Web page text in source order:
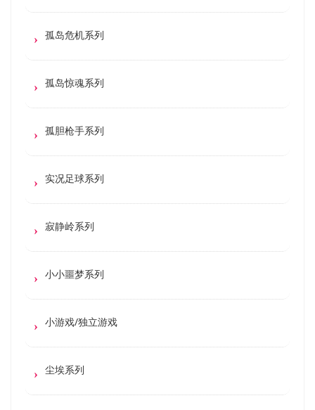
孤岛危机系列
孤岛惊魂系列
孤胆枪手系列
实况足球系列
寂静岭系列
小小噩梦系列
小游戏/独立游戏
尘埃系列